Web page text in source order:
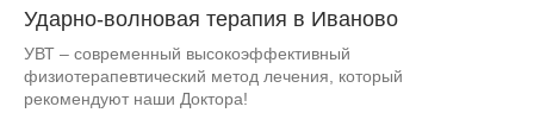
Ударно-волновая терапия в Иваново
УВТ – современный высокоэффективный
физиотерапевтический метод лечения, который
рекомендуют наши Доктора!